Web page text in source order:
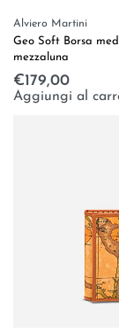
Alviero Martini
Geo Soft Borsa
mezzaluna
€179,00
Aggiungi al